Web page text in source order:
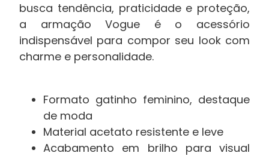
busca tendência, praticidade e proteção,
a armação Vogue é o acessório
indispensável para compor seu look com
charme e personalidade.
Formato gatinho feminino, destaque
de moda
Material acetato resistente e leve
Acabamento em brilho para visual